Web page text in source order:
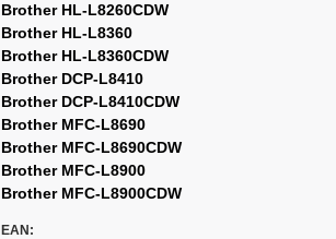
Brother HL-L8260CDW
Brother HL-L8360
Brother HL-L8360CDW
Brother DCP-L8410
Brother DCP-L8410CDW
Brother MFC-L8690
Brother MFC-L8690CDW
Brother MFC-L8900
Brother MFC-L8900CDW
EAN: